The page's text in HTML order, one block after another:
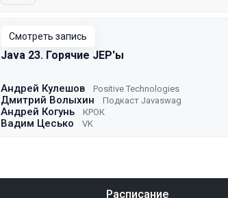
Смотреть запись
Java 23. Горячие JEP'ы
Андрей Кулешов Positive Technologies
Дмитрий Волыхин Подкаст Javaswag
Андрей Когунь КРОК
Вадим Цесько VK
Расписание